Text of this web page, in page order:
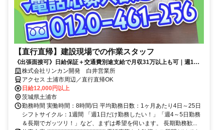
【直行直帰】建設現場での作業スタッフ
《出張面接可》日給保証＋交通費別途支給で月収31万以上も可｜週1日
～OK！TEL：0120-461-256
株式会社リンカン開発 白井営業所
アクセス 土浦市周辺／直行直帰OK
日給12,000円以上
茨城県土浦市
勤務時間 実働時間：8時間/日 平均勤務日数：1ヶ月あたり4日～25日
シフトサイクル：1週間 「週1日だけ勤務したい！」「週4～5日勤務
＆長期でガッツリ！」など、まずは希望を伺います。 長期勤務歓...